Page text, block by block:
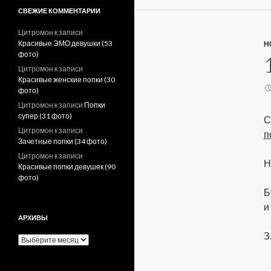
СВЕЖИЕ КОММЕНТАРИИ
Цитромон к записи
Красивые ЭМО девушки (53
фото)
Цитромон к записи
Красивые женские попки (30
фото)
Цитромон к записи Попки
супер (31 фото)
Цитромон к записи
Зачетные попки (34 фото)
Цитромон к записи
Красивые попки девушек (90
фото)
АРХИВЫ
А